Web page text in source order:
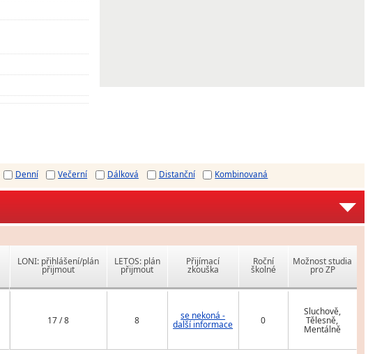
Denní Večerní Dálková Distanční Kombinovaná
LONI: přihlášení/plán
přijmout
LETOS: plán
přijmout
Přijímací
zkouška
Roční
školné
Možnost studia
pro ZP
17 / 8 8 se nekoná -
další informace 0
Sluchově,
Tělesně,
Mentálně